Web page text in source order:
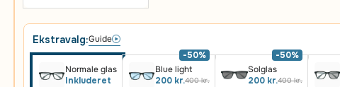
Ekstravalg:Guide
Normale glas
Inkluderet
Blue light
200 kr.400 kr.
-50%
Solglas
200 kr.400 kr.
-50%